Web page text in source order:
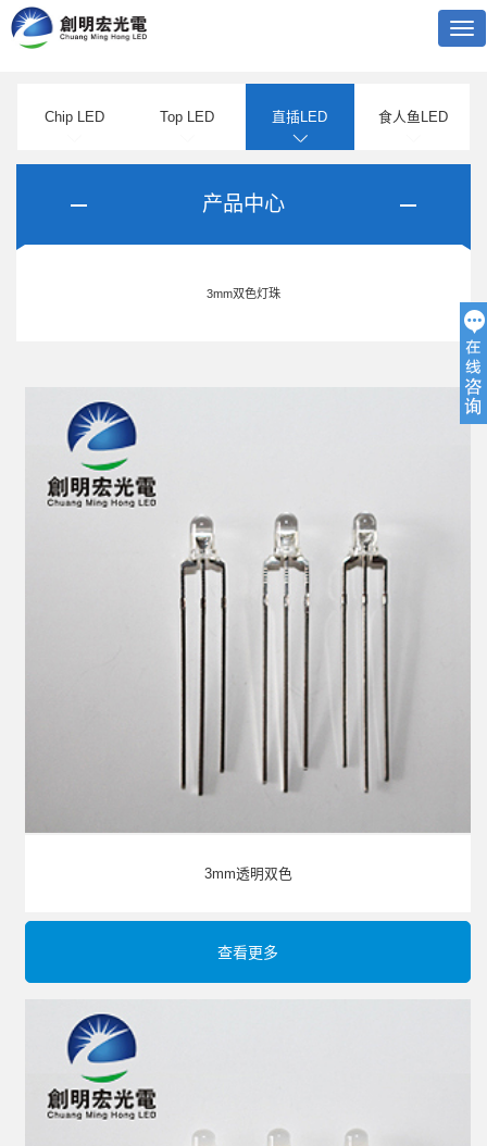
Chip LED Top LED 直插LED 食人鱼LED
产品中心
3mm双色灯珠
3mm透明双色
查看更多